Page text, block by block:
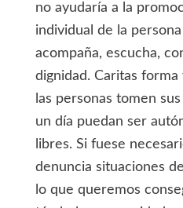
no ayudaría a la
individual de la
acompaña, escucha,
dignidad. Caritas
las personas tomen
un día puedan ser
libres. Si fuese
denuncia situaciones
lo que queremos